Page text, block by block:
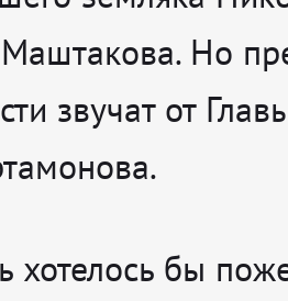
Но
звучат от
хотелось бы